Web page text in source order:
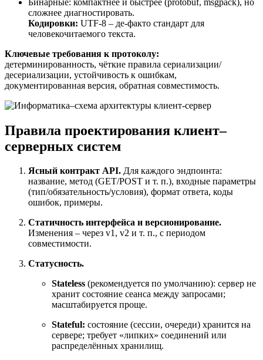
сложнее диагностировать.
Кодировки: UTF-8 – де-факто стандарт для
человекочитаемого текста.
Ключевые требования к протоколу:
детерминированность, чёткие правила сериализации/
десериализации, устойчивость к ошибкам,
документированная версия, обратная совместимость.
Правила проектирования клиент–
серверных систем
Ясный контракт API. Для каждого эндпоинта:
название, метод (GET/POST и т. п.), входные параметры
(тип/обязательность/условия), формат ответа, коды
ошибок, примеры.
Статичность интерфейса и версионирование.
Изменения – через v1, v2 и т. п., с периодом
совместимости.
Статусность.
Stateless (рекомендуется по умолчанию): сервер не
хранит состояние сеанса между запросами;
масштабируется проще.
Stateful: состояние (сессии, очереди) хранится на
сервере; требует «липких» соединений или
распределённых хранилищ.